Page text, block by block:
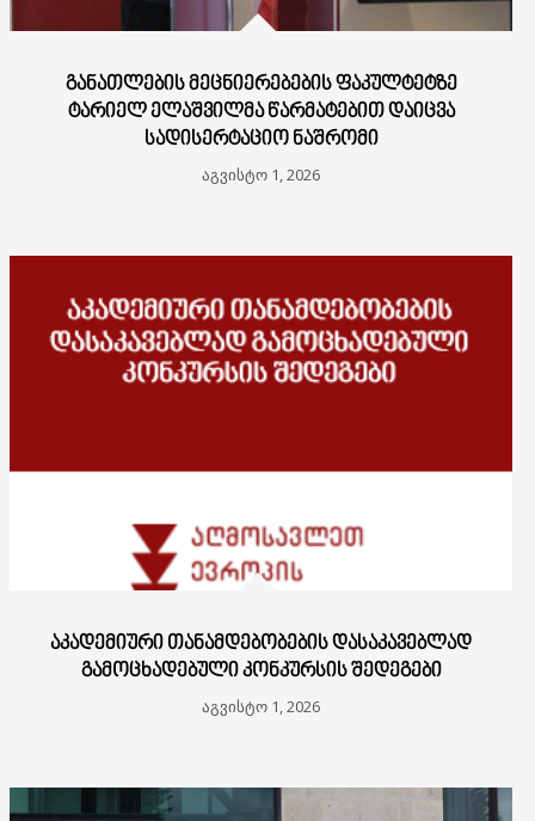
ᲒᲐᲜᲐᲗᲚᲔᲑᲘᲡ ᲛᲔᲪᲜᲘᲔᲠᲔᲑᲔᲑᲘᲡ ᲤᲐᲙᲣᲚᲢᲔᲢᲖᲔ
ᲢᲐᲠᲘᲔᲚ ᲔᲚᲐᲨᲕᲘᲚᲛᲐ ᲬᲐᲠᲛᲐᲢᲔᲑᲘᲗ ᲓᲐᲘᲪᲕᲐ
ᲡᲐᲓᲘᲡᲔᲠᲢᲐᲪᲘᲝ ᲜᲐᲨᲠᲝᲛᲘ
აგვისტო 1, 2026
ᲐᲙᲐᲓᲔᲛᲘᲣᲠᲘ ᲗᲐᲜᲐᲛᲓᲔᲑᲝᲑᲔᲑᲘᲡ ᲓᲐᲡᲐᲙᲐᲕᲔᲑᲚᲐᲓ
ᲒᲐᲛᲝᲪᲮᲐᲓᲔᲑᲣᲚᲘ ᲙᲝᲜᲙᲣᲠᲡᲘᲡ ᲨᲔᲓᲔᲒᲔᲑᲘ
აგვისტო 1, 2026